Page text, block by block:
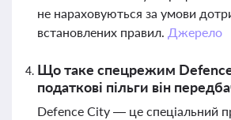
не нараховуються за умови
встановлених правил. Джерело
Що таке спецрежим Defence
податкові пільги він
Defence City — це спеціальний